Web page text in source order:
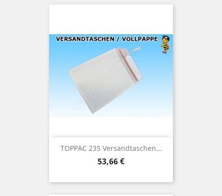
TOPPAC 235 Versandtaschen...
Preis
53,66 €